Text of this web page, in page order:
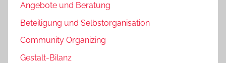
Angebote und Beratung
Beteiligung und Selbstorganisation
Community Organizing
Gestalt-Bilanz